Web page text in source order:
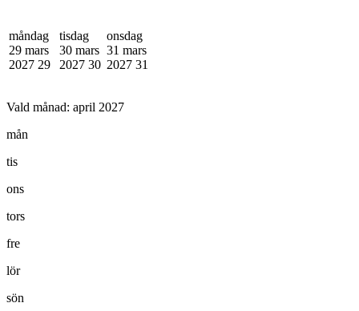
måndag
29 mars
2027 29
tisdag
30 mars
2027 30
onsdag
31 mars
2027 31
Vald månad: april 2027
mån
tis
ons
tors
fre
lör
sön